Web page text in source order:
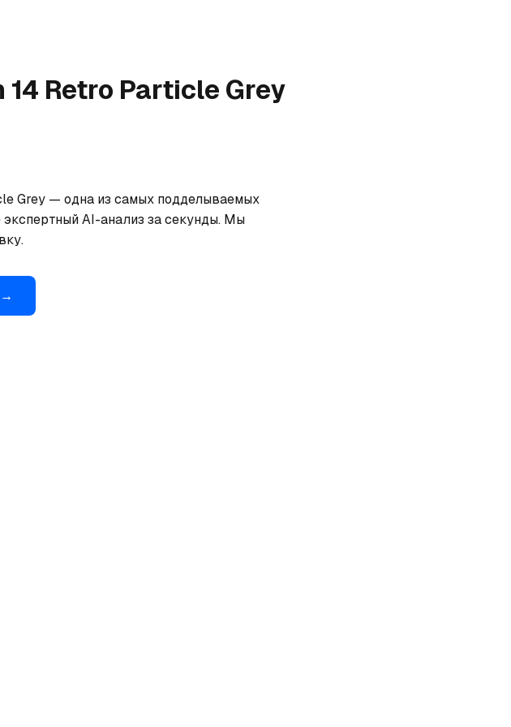
Retro Particle Grey
Grey — одна из самых подделываемых
AI-анализ за секунды. Мы
→